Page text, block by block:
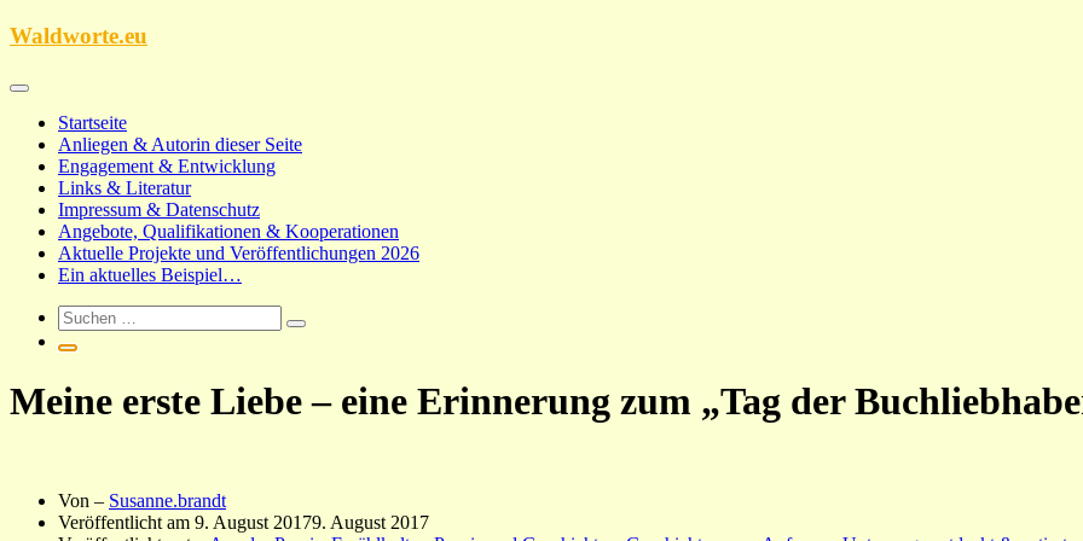
Zum
Waldworte.eu
Startseite
Anliegen & Autorin dieser Seite
Engagement & Entwicklung
Links & Literatur
Impressum & Datenschutz
Angebote, Qualifikationen & Kooperationen
Aktuelle Projekte und Veröffentlichungen 2026
Ein aktuelles Beispiel…
Meine erste Liebe – eine Erinnerung zum „Tag der
Von – Susanne.brandt
Veröffentlicht am 9. August 20179. August 2017